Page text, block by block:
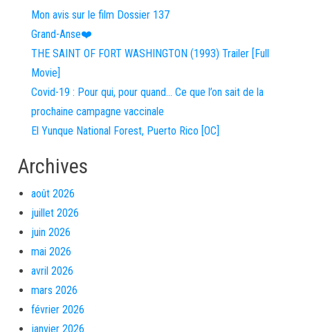
Mon avis sur le film Dossier 137
Grand-Anse❤️
THE SAINT OF FORT WASHINGTON (1993) Trailer [Full
Movie]
Covid-19 : Pour qui, pour quand… Ce que l’on sait de la
prochaine campagne vaccinale
El Yunque National Forest, Puerto Rico [OC]
Archives
août 2026
juillet 2026
juin 2026
mai 2026
avril 2026
mars 2026
février 2026
janvier 2026